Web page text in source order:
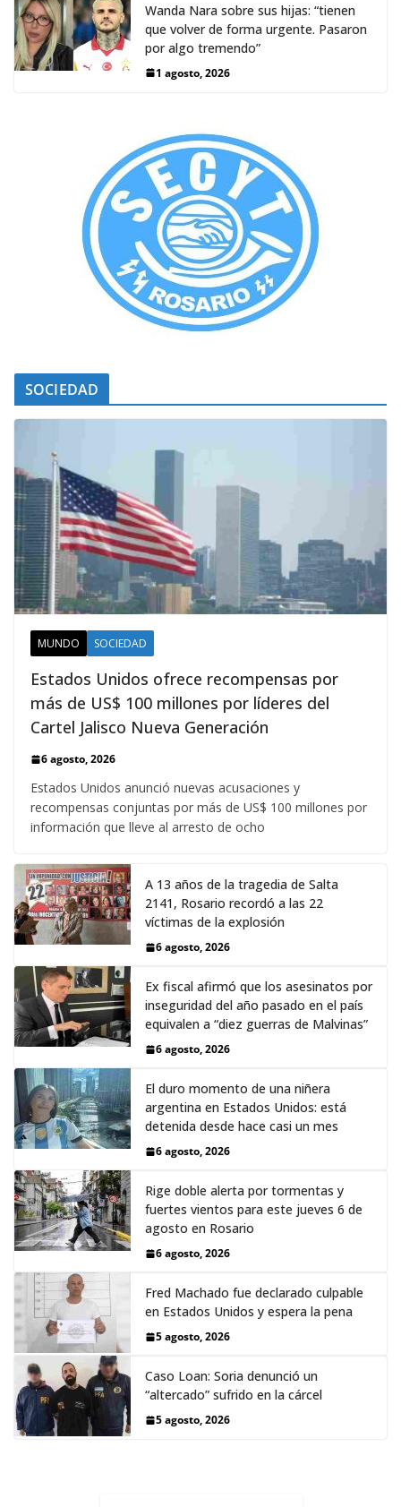
Wanda Nara sobre sus hijas: “tienen
que volver de forma urgente. Pasaron
por algo tremendo”
1 agosto, 2026
SOCIEDAD
MUNDO SOCIEDAD
Estados Unidos ofrece recompensas por
más de US$ 100 millones por líderes del
Cartel Jalisco Nueva Generación
6 agosto, 2026
Estados Unidos anunció nuevas acusaciones y
recompensas conjuntas por más de US$ 100 millones por
información que lleve al arresto de ocho
A 13 años de la tragedia de Salta
2141, Rosario recordó a las 22
víctimas de la explosión
6 agosto, 2026
Ex fiscal afirmó que los asesinatos por
inseguridad del año pasado en el país
equivalen a “diez guerras de Malvinas”
6 agosto, 2026
El duro momento de una niñera
argentina en Estados Unidos: está
detenida desde hace casi un mes
6 agosto, 2026
Rige doble alerta por tormentas y
fuertes vientos para este jueves 6 de
agosto en Rosario
6 agosto, 2026
Fred Machado fue declarado culpable
en Estados Unidos y espera la pena
5 agosto, 2026
Caso Loan: Soria denunció un
“altercado” sufrido en la cárcel
5 agosto, 2026